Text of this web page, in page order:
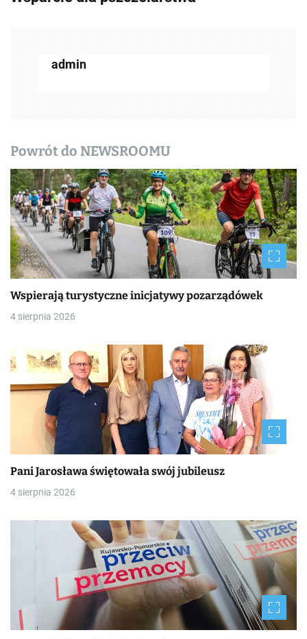
a
s
y
admin
Powrót do NEWSROOMU
Wspierają turystyczne inicjatywy pozarządówek
4 sierpnia 2026
Pani Jarosława świętowała swój jubileusz
4 sierpnia 2026